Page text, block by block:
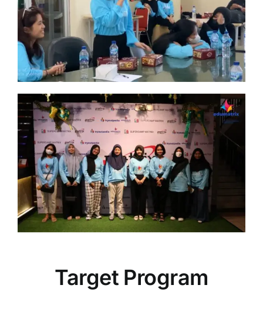
Target Program